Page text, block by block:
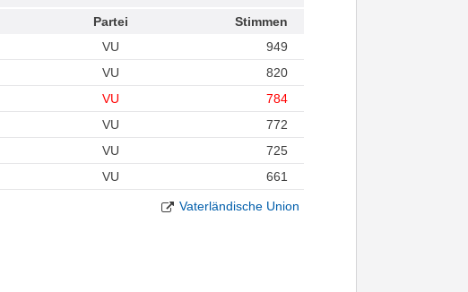
Partei
Stimmen
VU
949
VU
820
VU
784
VU
772
VU
725
VU 661
Vaterländische Union